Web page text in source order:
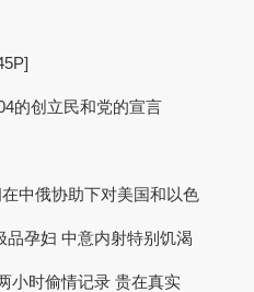
的创立民和党的宣言
中俄协助下对美国和以色
品孕妇 中意内射特别饥渴
小时偷情记录 贵在真实